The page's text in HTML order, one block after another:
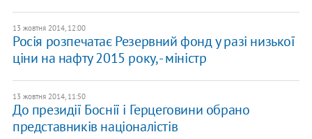
13 жовтня 2014, 12:00
Росія розпечатає Резервний фонд у разі низької
ціни на нафту 2015 року, - міністр
13 жовтня 2014, 11:50
До президії Боснії і Герцеговини обрано
представників націоналістів